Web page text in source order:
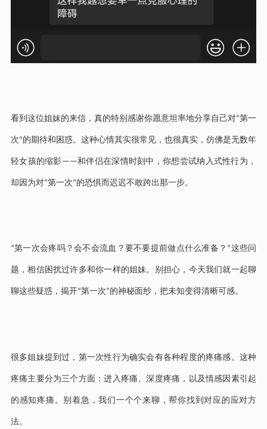
看到这位姐妹的来信，真的特别感谢你愿意坦率地分享自己对“第一
次”的期待和困惑。这种心情其实很常见，也很真实，仿佛是无数年
轻女孩的缩影——和伴侣在深情时刻中，你想尝试纳入式性行为，
却因为对“第一次”的恐惧而迟迟不敢跨出那一步。
“第一次会疼吗？会不会流血？要不要提前做点什么准备？ ”这些问
题，相信困扰过许多和你一样的姐妹。别担心，今天我们就一起聊
聊这些疑惑，揭开“第一次”的神秘面纱，把未知变得清晰可感。
很多姐妹提到过，第一次性行为确实会有各种程度的疼痛感。这种
疼痛主要分为三个方面：进入疼痛、深度疼痛，以及情感因素引起
的感知疼痛。别着急，我们一个个来聊，帮你找到对应的应对方
法。